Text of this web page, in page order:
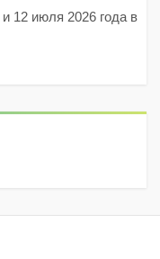
12 июля 2026 года в